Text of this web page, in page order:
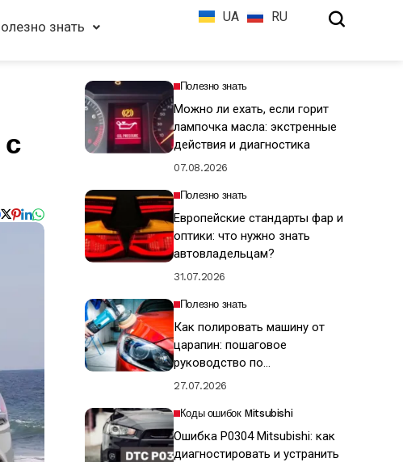
знать
UA RU
Полезно знать
Можно ли ехать, если горит
лампочка масла: экстренные
действия и диагностика
07.08.2026
Полезно знать
Европейские стандарты фар и
оптики: что нужно знать
автовладельцам?
31.07.2026
Полезно знать
Как полировать машину от
царапин: пошаговое
руководство по
восстановлению ЛКП
27.07.2026
Коды ошибок Mitsubishi
Ошибка P0304 Mitsubishi: как
диагностировать и устранить